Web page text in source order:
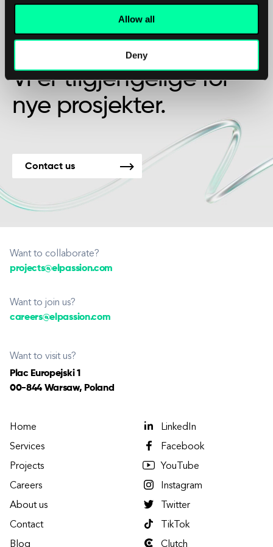
Allow all
Deny
Kanskje det er begynnelsen på et vakkert
Vi er tilgjengelige for
nye prosjekter.
Contact us
Want to collaborate?
projects@elpassion.com
Want to join us?
careers@elpassion.com
Want to visit us?
Plac Europejski 1
00-844 Warsaw, Poland
Home
Services
Projects
Careers
About us
Contact
Blog
LinkedIn
Facebook
YouTube
Instagram
Twitter
TikTok
Clutch